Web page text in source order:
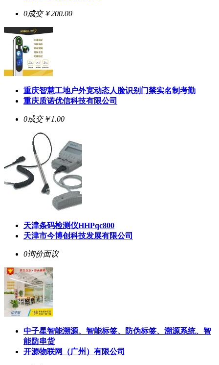
0成交￥200.00
重庆智慧工地户外宽动态人脸识别门禁实名制考勤
重庆质诺优信科技有限公司
0成交￥1.00
天津条码检测仪HHPqc800
天津市今博创科技发展有限公司
0询价面议
中子星智能溯源、智能标签、防伪标签、溯源系统、智
能防串货
开源物联网（广州）有限公司